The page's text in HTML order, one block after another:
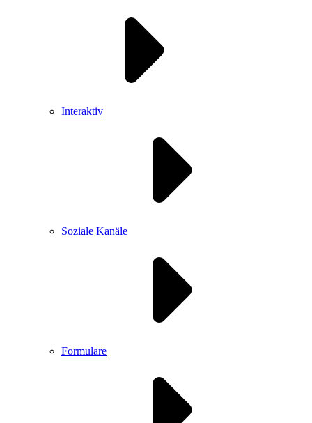
Interaktiv
Soziale Kanäle
Formulare